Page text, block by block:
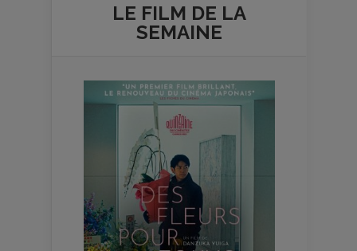
LE FILM DE LA
SEMAINE